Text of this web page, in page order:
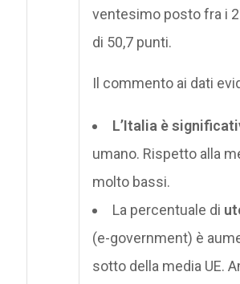
ventesimo posto fra i
di 50,7 punti.
Il commento ai dati
L’Italia è
umano. Rispetto alla
molto bassi.
La percentuale di
(e-government) è
sotto della media UE.